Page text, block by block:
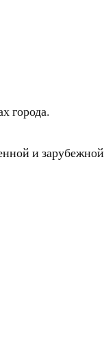
города.
и зарубежной